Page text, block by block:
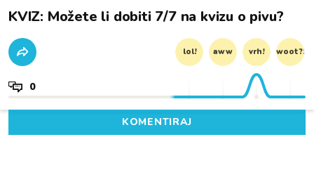
KVIZ: Možete li dobiti 7/7 na kvizu o pivu?
lol! aww vrh! woot?!
0
KOMENTIRAJ